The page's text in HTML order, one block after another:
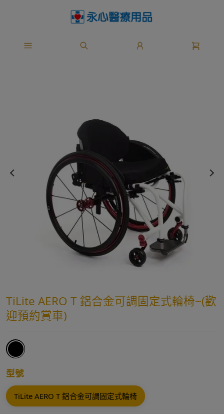
TiLite AERO T 鋁合金可調固定式輪椅~(歡
迎預約賞車)
型號
TiLite AERO T 鋁合金可調固定式輪椅